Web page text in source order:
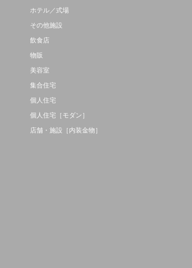
ホテル／式場
その他施設
飲食店
物販
美容室
集合住宅
個人住宅
個人住宅［モダン］
店舗・施設［内装金物］